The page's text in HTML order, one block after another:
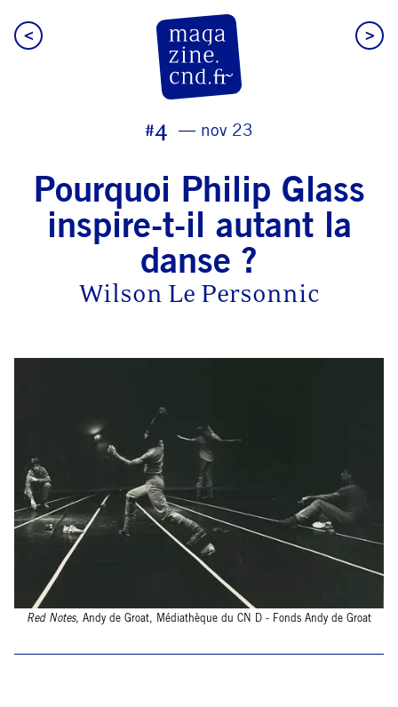
< >
#4 nov 23
Pourquoi Philip Glass
inspire-t-il autant la
danse ?
Wilson Le Personnic
Red Notes, Andy de Groat, Médiathèque du CN D - Fonds Andy de Groat